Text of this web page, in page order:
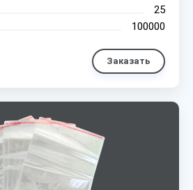
25
100000
Заказать